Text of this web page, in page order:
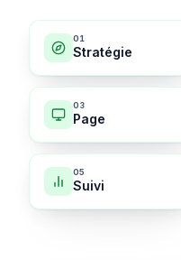
01
Stratégie
03
Page
05
Suivi